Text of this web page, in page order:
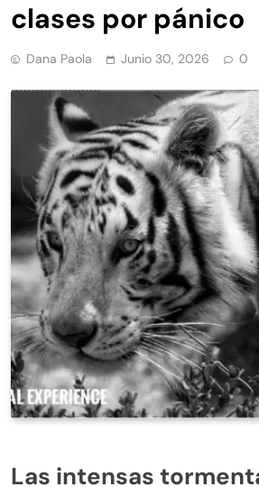
clases por pánico
Dana Paola Junio 30, 2026 0
Las intensas